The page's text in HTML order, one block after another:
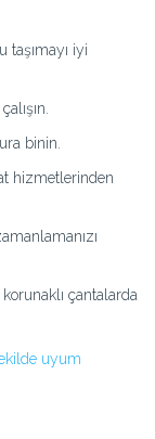
taşımayı iyi
binin.
hizmetlerinden
çantalarda
uyum